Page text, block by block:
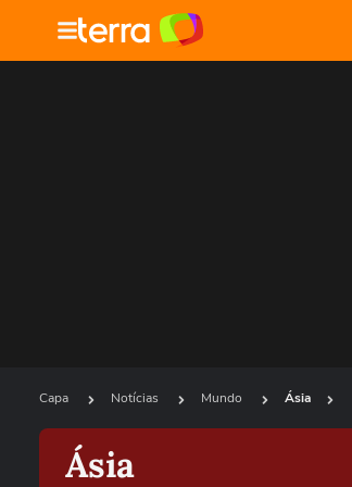
Capa Notícias Mundo Ásia
Ásia